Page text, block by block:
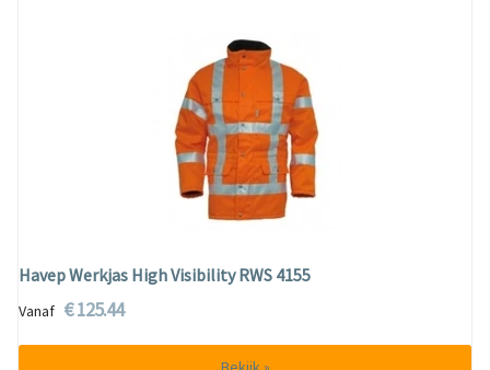
Havep Werkjas High Visibility RWS 4155
Vanaf € 125.44